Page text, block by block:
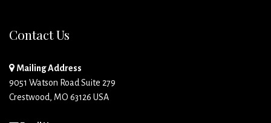
Contact Us
Mailing Address
9051 Watson Road Suite 279
Crestwood, MO 63126 USA